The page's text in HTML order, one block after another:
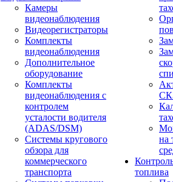
Камеры
видеонаблюдения
Видеорегистраторы
Комплекты
видеонаблюдения
Дополнительное
оборудование
Комплекты
видеонаблюдения с
контролем
усталости водителя
(ADAS/DSM)
Системы кругового
обзора для
коммерческого
транспорта
на
топлива